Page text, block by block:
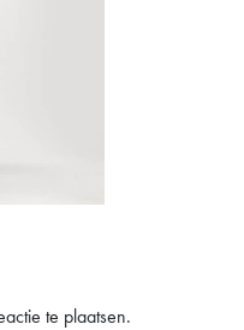
te plaatsen.